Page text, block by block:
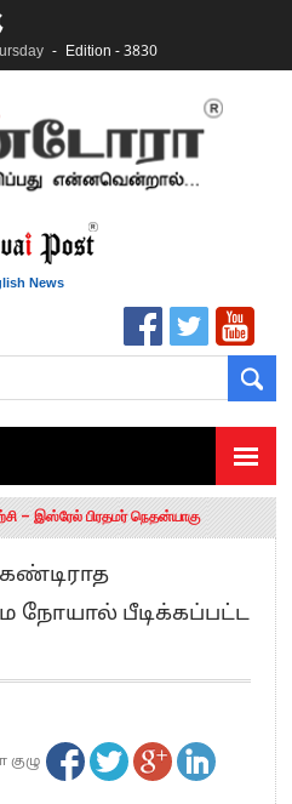
Edition - 3830
News
ஆக உயர்வு
– இஸ்ரேல் பிரதமர் நெதன்யாகு
– செங்கோட்டையன்
இல்லை.. – சி. வி.சண்முகம்
MLA-க்கள் பதவி பறிப்பு
வேண்டும்”- முதல்வர் விஜய்
ஒட்டிக்கொண்டது திமுக”- பாமக
பிரேமலதா விஜயகாந்த் பேட்டி
நோயால் பீடிக்கப்பட்ட